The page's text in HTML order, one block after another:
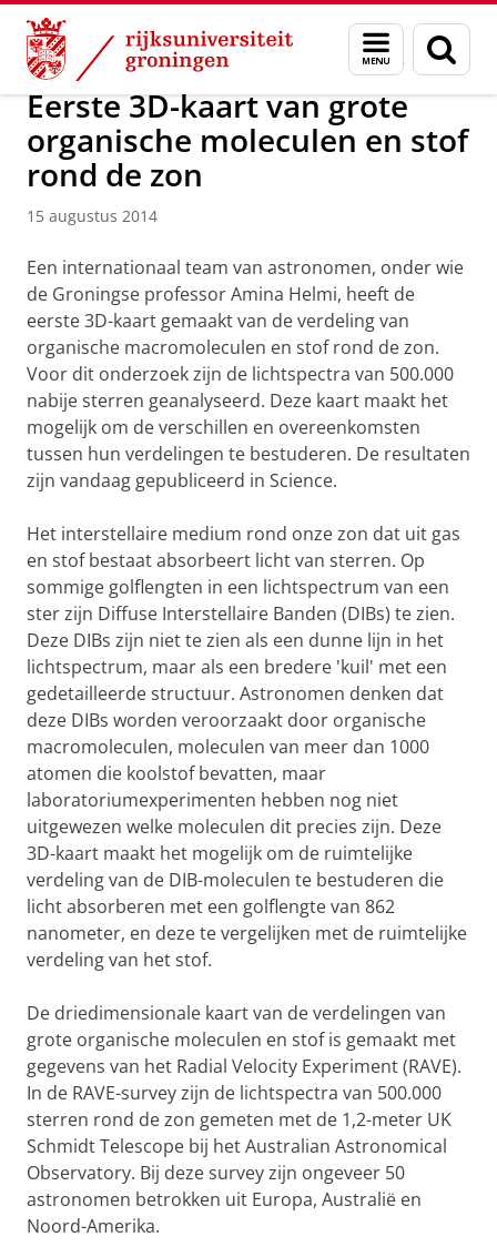
Skip
Content
Skip
Navigation
Menu
en
zoeken
Onderzoek Kapteyn Instituut Agenda en Nieuws
Eerste 3D-kaart van grote
organische moleculen en stof
rond de zon
15 augustus 2014
Een internationaal team van astronomen, onder wie
de Groningse professor Amina Helmi, heeft de
eerste 3D-kaart gemaakt van de verdeling van
organische macromoleculen en stof rond de zon.
Voor dit onderzoek zijn de lichtspectra van 500.000
nabije sterren geanalyseerd. Deze kaart maakt het
mogelijk om de verschillen en overeenkomsten
tussen hun verdelingen te bestuderen. De resultaten
zijn vandaag gepubliceerd in Science.
Het interstellaire medium rond onze zon dat uit gas
en stof bestaat absorbeert licht van sterren. Op
sommige golflengten in een lichtspectrum van een
ster zijn Diffuse Interstellaire Banden (DIBs) te zien.
Deze DIBs zijn niet te zien als een dunne lijn in het
lichtspectrum, maar als een bredere 'kuil' met een
gedetailleerde structuur. Astronomen denken dat
deze DIBs worden veroorzaakt door organische
macromoleculen, moleculen van meer dan 1000
atomen die koolstof bevatten, maar
laboratoriumexperimenten hebben nog niet
uitgewezen welke moleculen dit precies zijn. Deze
3D-kaart maakt het mogelijk om de ruimtelijke
verdeling van de DIB-moleculen te bestuderen die
licht absorberen met een golflengte van 862
nanometer, en deze te vergelijken met de ruimtelijke
verdeling van het stof.
De driedimensionale kaart van de verdelingen van
grote organische moleculen en stof is gemaakt met
gegevens van het Radial Velocity Experiment (RAVE).
In de RAVE-survey zijn de lichtspectra van 500.000
sterren rond de zon gemeten met de 1,2-meter UK
Schmidt Telescope bij het Australian Astronomical
Observatory. Bij deze survey zijn ongeveer 50
astronomen betrokken uit Europa, Australië en
Noord-Amerika.